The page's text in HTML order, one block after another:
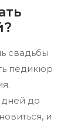
свадьбы
педикюр
до
и